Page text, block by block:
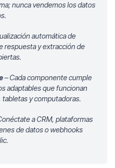
nunca vendemos los datos
automática de
respuesta y extracción de
– Cada componente cumple
adaptables que funcionan
y computadoras.
a CRM, plataformas
de datos o webhooks